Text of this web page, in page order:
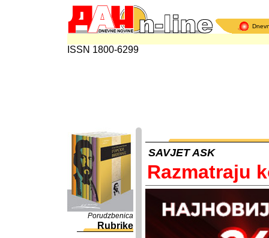
ISSN 1800-6299
Porudzbenica
Rubrike
SAVJET ASK
Razmatraju